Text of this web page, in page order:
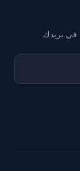
في بريدك.